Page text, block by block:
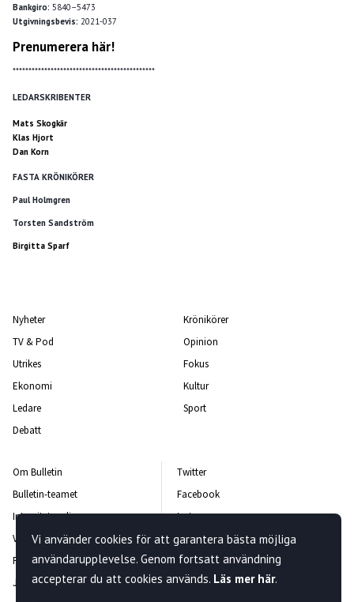
Bankgiro: 5840–5473
Utgivningsbevis: 2021-037
Prenumerera här!
*********************************************
LEDARSKRIBENTER
Mats Skogkär
Klas Hjort
Dan Korn
FASTA KRÖNIKÖRER
Paul Holmgren
Torsten Sandström
Birgitta Sparf
Nyheter
TV & Pod
Utrikes
Ekonomi
Ledare
Debatt
Krönikörer
Opinion
Fokus
Kultur
Sport
Om Bulletin
Bulletin-teamet
Integritetspolicy
Vanliga frågor och svar
Rättelsepolicy
Jobba hos oss
Twitter
Facebook
Instagram
Kontakta oss
Nyhetsbrev
Vi använder cookies för att garantera bästa möjliga
användarupplevelse. Genom fortsatt användning
accepterar du att cookies används. Läs mer här.